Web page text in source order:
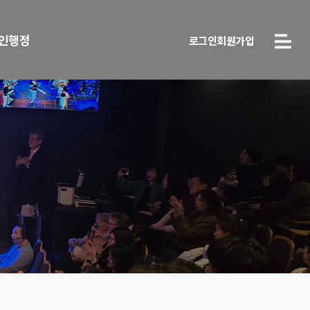
행정 로그인회원가입